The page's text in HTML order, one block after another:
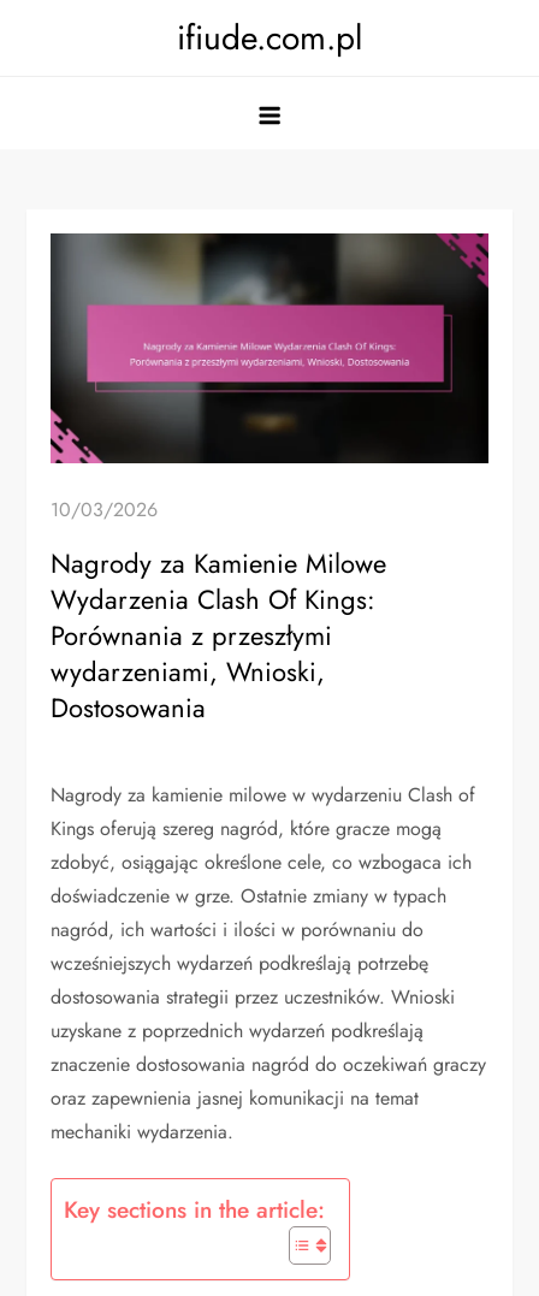
ifiude.com.pl
10/03/2026
Nagrody za Kamienie Milowe
Wydarzenia Clash Of Kings:
Porównania z przeszłymi
wydarzeniami, Wnioski,
Dostosowania
Nagrody za kamienie milowe w wydarzeniu Clash of
Kings oferują szereg nagród, które gracze mogą
zdobyć, osiągając określone cele, co wzbogaca ich
doświadczenie w grze. Ostatnie zmiany w typach
nagród, ich wartości i ilości w porównaniu do
wcześniejszych wydarzeń podkreślają potrzebę
dostosowania strategii przez uczestników. Wnioski
uzyskane z poprzednich wydarzeń podkreślają
znaczenie dostosowania nagród do oczekiwań graczy
oraz zapewnienia jasnej komunikacji na temat
mechaniki wydarzenia.
Key sections in the article: